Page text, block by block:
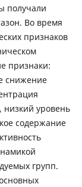
получали
Во время
признаков
признаки:
снижение
низкий уровень
содержание
групп.